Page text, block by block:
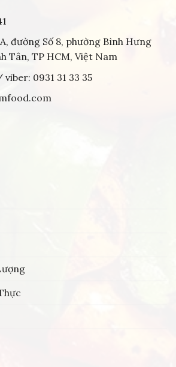
đường Số 8, phường Bình Hưng
Tân, TP HCM, Việt Nam
0931 31 33 35